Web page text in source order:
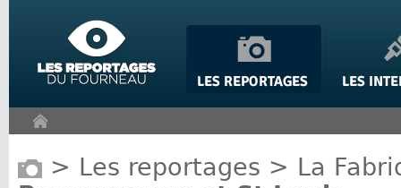
> Les reportages > La